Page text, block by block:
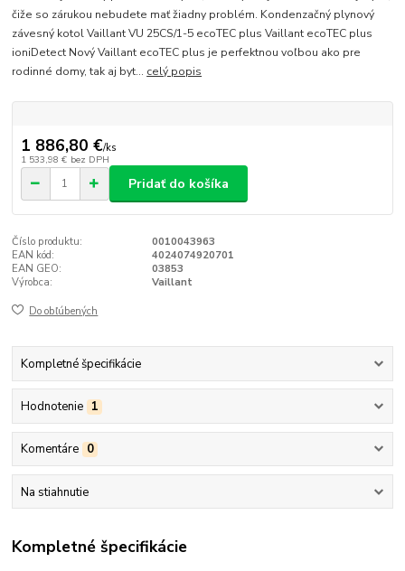
čiže so zárukou nebudete mať žiadny problém. Kondenzačný plynový
závesný kotol Vaillant VU 25CS/1-5 ecoTEC plus Vaillant ecoTEC plus
ioniDetect Nový Vaillant ecoTEC plus je perfektnou voľbou ako pre
rodinné domy, tak aj byt... celý popis
1 886,80 €/ks
1 533,98 € bez DPH
Pridať do košíka
Číslo produktu:
0010043963
EAN kód:
4024074920701
EAN GEO:
03853
Výrobca:
Vaillant
Do obľúbených
Kompletné špecifikácie
Hodnotenie 1
Komentáre 0
Na stiahnutie
Kompletné špecifikácie